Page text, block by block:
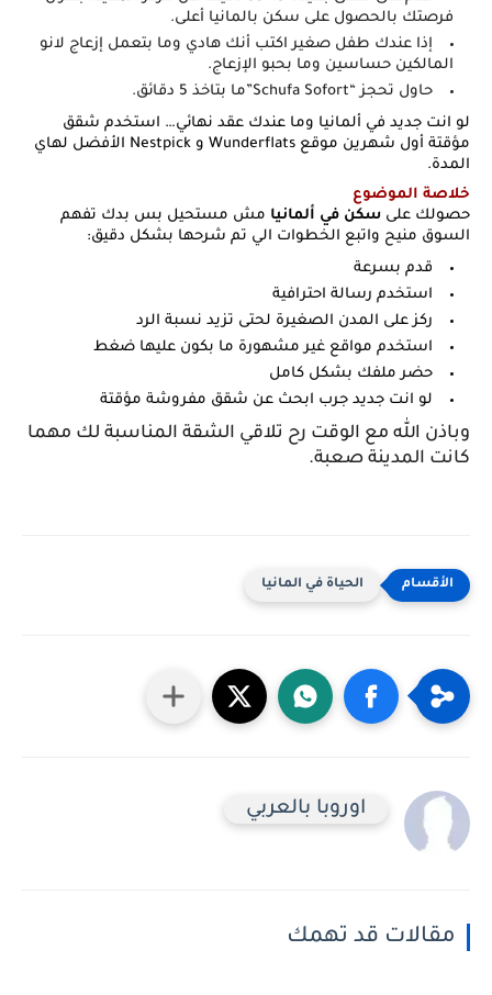
فرصتك بالحصول على سكن بالمانيا أعلى.
إذا عندك طفل صغير اكتب أنك هادي وما بتعمل إزعاج لانو
المالكين حساسين وما بحبو الإزعاج.
حاول تحجز “Schufa Sofort”ما بتاخذ 5 دقائق.
لو انت جديد في ألمانيا وما عندك عقد نهائي… استخدم شقق
مؤقتة أول شهرين موقع Wunderflats و Nestpick الأفضل لهاي
المدة.
خلاصة الموضوع
حصولك على سكن في ألمانيا مش مستحيل بس بدك تفهم
السوق منيح واتبع الخطوات الي تم شرحها بشكل دقيق:
قدم بسرعة
استخدم رسالة احترافية
ركز على المدن الصغيرة لحتى تزيد نسبة الرد
استخدم مواقع غير مشهورة ما بكون عليها ضغط
حضر ملفك بشكل كامل
لو انت جديد جرب ابحث عن شقق مفروشة مؤقتة
وباذن الله مع الوقت رح تلاقي الشقة المناسبة لك مهما
كانت المدينة صعبة.
الحياة في المانيا
اوروبا بالعربي
مقالات قد تهمك